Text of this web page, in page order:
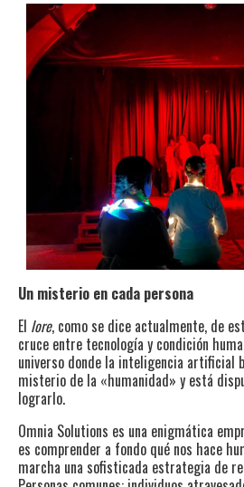
Un misterio en cada persona
El lore, como se dice actualmente, de
cruce entre tecnología y condición
universo donde la inteligencia artificial
misterio de la «humanidad» y está
lograrlo.
Omnia Solutions es una enigmática
es comprender a fondo qué nos hace
marcha una sofisticada estrategia de